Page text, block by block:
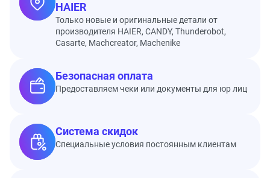
HAIER
Только новые и оригинальные детали от
производителя HAIER, CANDY, Thunderobot,
Casarte, Machcreator, Machenike
Безопасная оплата
Предоставляем чеки или документы для юр лиц
Система скидок
Специальные условия постоянным клиентам